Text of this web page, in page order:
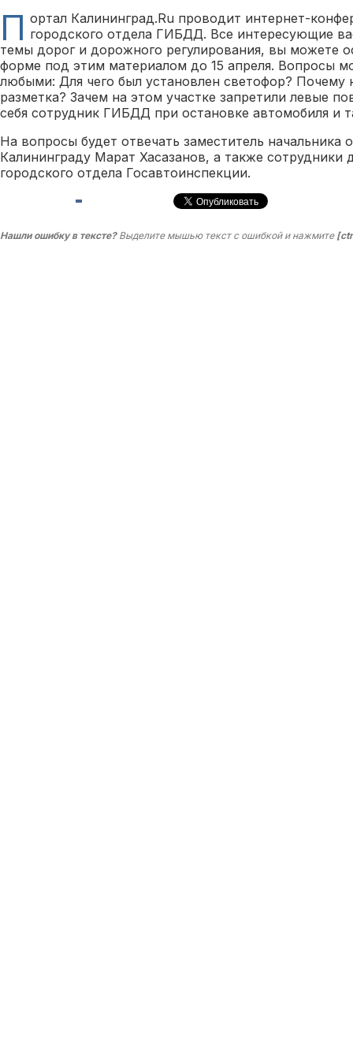
П ортал Калининград.Ru проводит интернет-
городского отдела ГИБДД. Все интересующие
темы дорог и дорожного регулирования, вы можете
форме под этим материалом до 15 апреля. Вопросы
любыми: Для чего был установлен светофор? Почему
разметка? Зачем на этом участке запретили левые
себя сотрудник ГИБДД при остановке автомобиля и
На вопросы будет отвечать заместитель
Калининграду Марат Хасазанов, а также сотрудники
городского отдела Госавтоинспекции.
Нашли ошибку в тексте?Выделите мышью текст с ошибкой и нажмите